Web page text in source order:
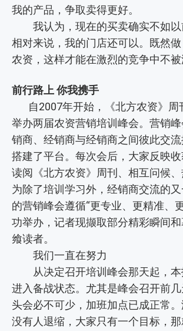
我的产品，争取卖得更好。
我认为，现在的买卖确实不如以
相对来说，我的门店还可以。既然
农资，这样才能在激烈的竞争中不被
前行路上 你我携手
自2007年开始，《北方农资》周
举办两届农资营销培训峰会。营销
销商、经销商与经销商之间彼此交流
搭建了平台。每次会后，大家反映
读阅《北方农资》周刊、相互问候
为除了培训学习外，经销商交流的
的营销峰会遵循“更专业、更精准、
功举办，记者现撷取部分精彩瞬间
飨读者。
我们一直在努力
从决定召开培训峰会那天起，本
进入备战状态。尤其是峰会召开前
头会必不可少，加班加点已成正常。
没有人退缩，大家只有一个目标，